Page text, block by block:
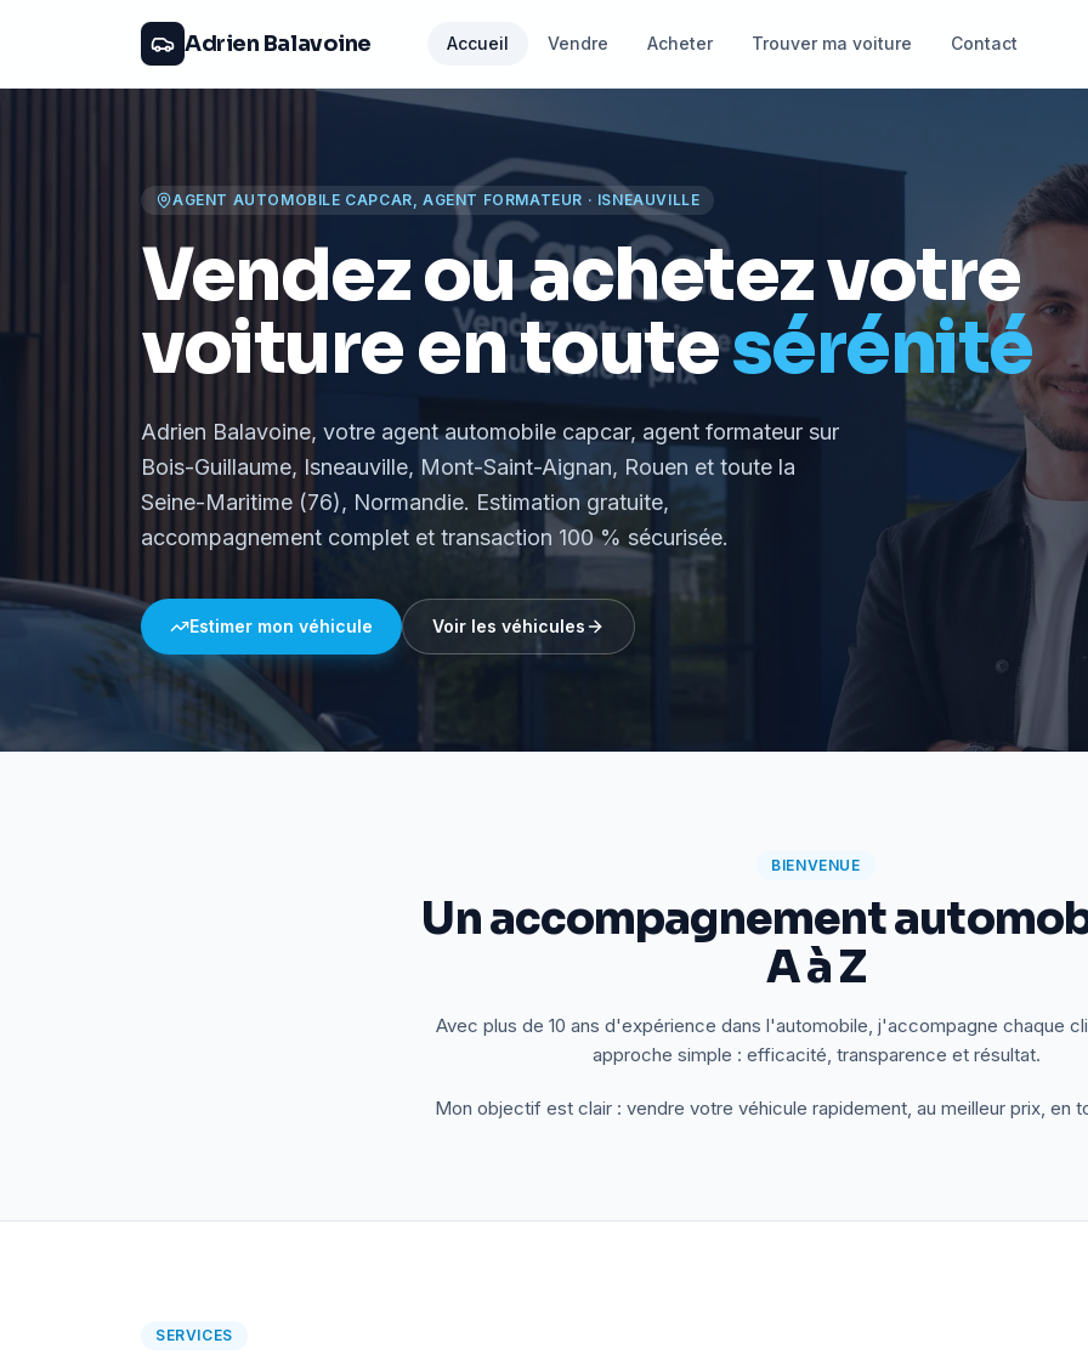
Adrien Balavoine Accueil Vendre Acheter Trouver ma voiture Contact
AGENT AUTOMOBILE CAPCAR, AGENT FORMATEUR · ISNEAUVILLE
Vendez ou achetez votre
voiture en toutesérénité
Adrien Balavoine, votre agent automobile capcar, agent formateur sur
Bois-Guillaume, Isneauville, Mont-Saint-Aignan, Rouen et toute la
Seine-Maritime (76), Normandie. Estimation gratuite,
accompagnement complet et transaction 100 % sécurisée.
Estimer mon véhicule Voir les véhicules
BIENVENUE
Un accompagnement
A à Z
Avec plus de 10 ans d'expérience dans l'automobile, j'accompagne chaque
approche simple : efficacité, transparence et résultat.
Mon objectif est clair : vendre votre véhicule rapidement, au meilleur prix, en
SERVICES